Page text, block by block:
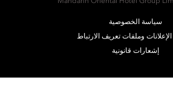
سياسة الخصوصية
وملفات تعريف الارتباط
إشعارات قانونية